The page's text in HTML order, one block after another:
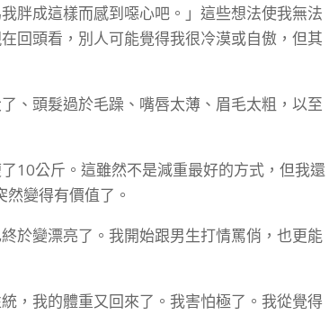
胖成這樣而感到噁心吧。」這些想法使我無法
回頭看，別人可能覺得我很冷漠或自傲，但其
、頭髮過於毛躁、嘴唇太薄、眉毛太粗，以至
10公斤。這雖然不是減重最好的方式，但我還
變得有價值了。
於變漂亮了。我開始跟男生打情罵俏，也更能
，我的體重又回來了。我害怕極了。我從覺得